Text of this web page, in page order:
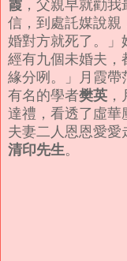
，父親早就勸
信，到處託媒說
婚對方就死了。
經有九個未婚夫
緣分咧。」 月霞
有名的學者樊英
達禮，看透了虛華
夫妻二人恩恩愛
清印先生。